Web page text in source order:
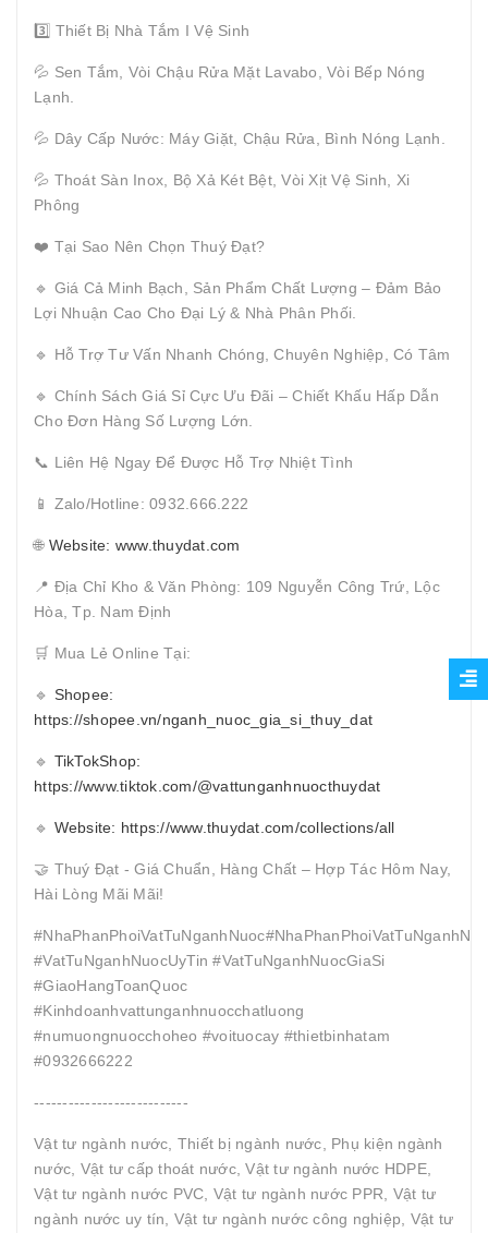
3️⃣ Thiết Bị Nhà Tắm I Vệ Sinh
💦 Sen Tắm, Vòi Chậu Rửa Mặt Lavabo, Vòi Bếp Nóng
Lạnh.
💦 Dây Cấp Nước: Máy Giặt, Chậu Rửa, Bình Nóng Lạnh.
💦 Thoát Sàn Inox, Bộ Xả Két Bệt, Vòi Xịt Vệ Sinh, Xi
Phông
❤️ Tại Sao Nên Chọn Thuý Đạt?
🔹 Giá Cả Minh Bạch, Sản Phẩm Chất Lượng – Đảm Bảo
Lợi Nhuận Cao Cho Đại Lý & Nhà Phân Phối.
🔹 Hỗ Trợ Tư Vấn Nhanh Chóng, Chuyên Nghiệp, Có Tâm
🔹 Chính Sách Giá Sỉ Cực Ưu Đãi – Chiết Khấu Hấp Dẫn
Cho Đơn Hàng Số Lượng Lớn.
📞 Liên Hệ Ngay Để Được Hỗ Trợ Nhiệt Tình
📱 Zalo/Hotline: 0932.666.222
🌐 Website: www.thuydat.com
📍 Địa Chỉ Kho & Văn Phòng: 109 Nguyễn Công Trứ, Lộc
Hòa, Tp. Nam Định
🛒 Mua Lẻ Online Tại:
🔹 Shopee:
https://shopee.vn/nganh_nuoc_gia_si_thuy_dat
🔹 TikTokShop:
https://www.tiktok.com/@vattunganhnuocthuydat
🔹 Website: https://www.thuydat.com/collections/all
🤝 Thuý Đạt - Giá Chuẩn, Hàng Chất – Hợp Tác Hôm Nay,
Hài Lòng Mãi Mãi!
#VatTuNganhNuocUyTin #VatTuNganhNuocGiaSi
#GiaoHangToanQuoc
#Kinhdoanhvattunganhnuocchatluong
#numuongnuocchoheo #voituocay #thietbinhatam
#0932666222
---------------------------
Vật tư ngành nước, Thiết bị ngành nước, Phụ kiện ngành
nước, Vật tư cấp thoát nước, Vật tư ngành nước HDPE,
Vật tư ngành nước PVC, Vật tư ngành nước PPR, Vật tư
ngành nước uy tín, Vật tư ngành nước công nghiệp, Vật tư